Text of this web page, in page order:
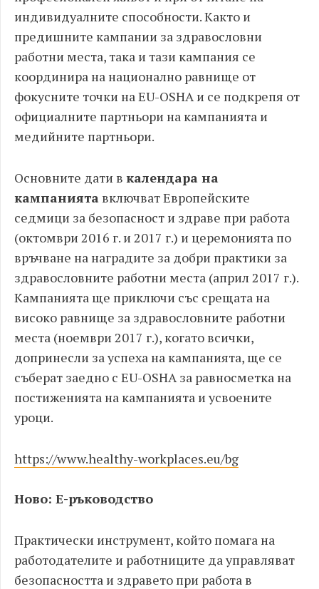
индивидуалните способности. Както и
предишните кампании за здравословни
работни места, така и тази кампания се
координира на национално равнище от
фокусните точки на EU-OSHA и се подкрепя от
официалните партньори на кампанията и
медийните партньори.
Основните дати в календара на
кампанията включват Европейските
седмици за безопасност и здраве при работа
(октомври 2016 г. и 2017 г.) и церемонията по
връчване на наградите за добри практики за
здравословните работни места (април 2017 г.).
Кампанията ще приключи със срещата на
високо равнище за здравословните работни
места (ноември 2017 г.), когато всички,
допринесли за успеха на кампанията, ще се
съберат заедно с EU-OSHA за равносметка на
постиженията на кампанията и усвоените
уроци.
https://www.healthy-workplaces.eu/bg
Ново: E-ръководство
Практически инструмент, който помага на
работодателите и работниците да управляват
безопасността и здравето при работа в